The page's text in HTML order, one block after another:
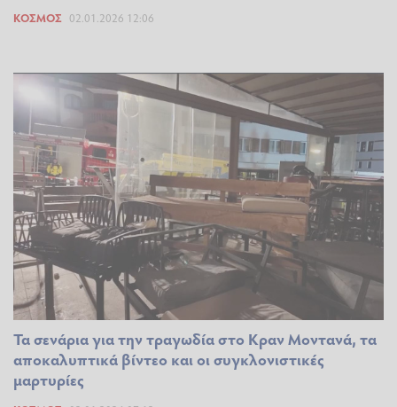
ΚΌΣΜΟΣ 02.01.2026 12:06
Τα σενάρια για την τραγωδία στο Κραν Μοντανά, τα
αποκαλυπτικά βίντεο και οι συγκλονιστικές
μαρτυρίες